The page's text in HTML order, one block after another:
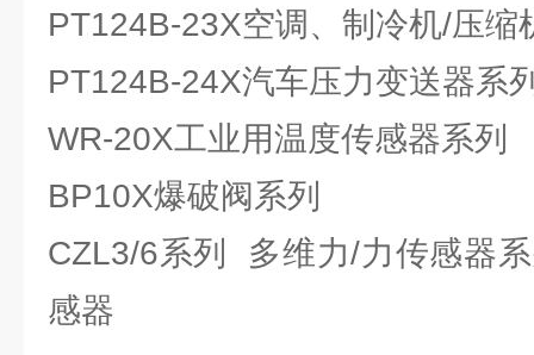
PT124B-23X空调、制冷机/压缩
PT124B-24X汽车压力变送器系
WR-20X工业用温度传感器系列
BP10X爆破阀系列
CZL3/6系列 多维力/力传感器
感器